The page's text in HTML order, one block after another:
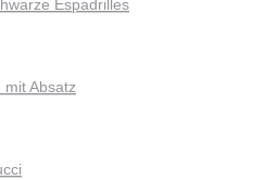
Espadrilles
mit Absatz